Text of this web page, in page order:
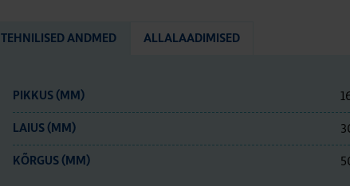
TEHNILISED ANDMED ALLALAADIMISED
PIKKUS (MM)
LAIUS (MM)
KÕRGUS (MM)